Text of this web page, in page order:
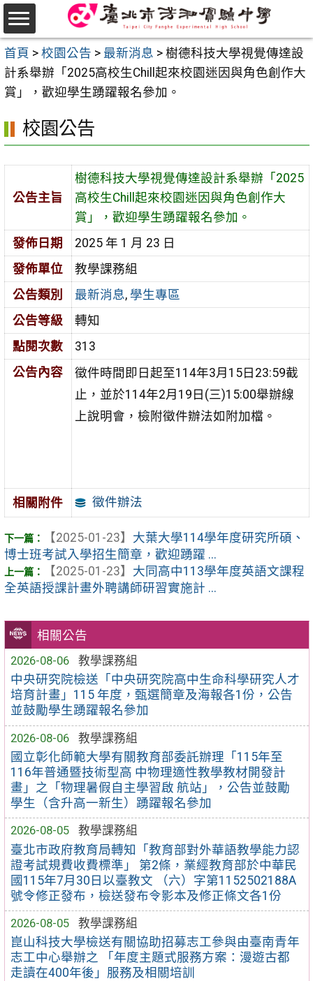
跳
至
主
要
內
首頁 > 校園公告 > 最新消息 > 樹德科技大學視覺傳達設
計系舉辦「2025高校生Chill起來校園迷因與角色創作大
賞」，歡迎學生踴躍報名參加。
相關公告
2026-08-06
教學課務組
中央研究院檢送「中央研究院高中生命科學研究人才
培育計畫」115 年度，甄選簡章及海報各1份，公告
並鼓勵學生踴躍報名參加
2026-08-06
教學課務組
國立彰化師範大學有關教育部委託辦理「115年至
116年普通暨技術型高 中物理適性教學教材開發計
畫」之「物理暑假自主學習啟 航站」，公告並鼓勵
學生（含升高一新生）踴躍報名參加
2026-08-05
教學課務組
臺北市政府教育局轉知「教育部對外華語教學能力認
證考試規費收費標準」 第2條，業經教育部於中華民
國115年7月30日以臺教文 （六）字第1152502188A
號令修正發布，檢送發布令影本及修正條文各1份
2026-08-05
教學課務組
崑山科技大學檢送有關協助招募志工參與由臺南青年
志工中心舉辦之 「年度主題式服務方案：漫遊古都
走讀在400年後」服務及相關培訓
校園公告
公告主旨
樹德科技大學視覺傳達設計系舉辦「2025
高校生Chill起來校園迷因與角色創作大
賞」，歡迎學生踴躍報名參加。
發佈日期
2025 年 1 月 23 日
發佈單位
教學課務組
公告類別
最新消息, 學生專區
公告等級
轉知
點閱次數
313
公告內容
徵件時間即日起至114年3月15日23:59截
止，並於114年2月19日(三)15:00舉辦線
上說明會，檢附徵件辦法如附加檔。
相關附件 徵件辦法
【2025-01-23】 大葉大學114學年度研究所碩、
博士班考試入學招生簡章，歡迎踴躍 ...
【2025-01-23】 大同高中113學年度英語文課程
全英語授課計畫外聘講師研習實施計 ...
選
單